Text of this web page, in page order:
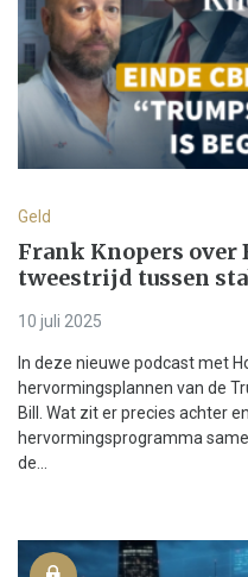
Geld
Frank Knopers over
tweestrijd tussen
10 juli 2025
In deze nieuwe podcast met
hervormingsplannen van de
Bill. Wat zit er precies achter
hervormingsprogramma
de...